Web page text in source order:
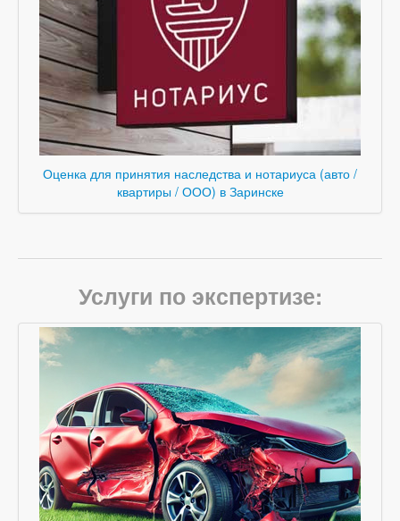
Оценка для принятия наследства и нотариуса (авто /
квартиры / ООО) в Заринске
Услуги по экспертизе: